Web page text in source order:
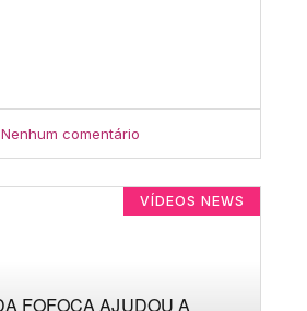
Nenhum comentário
VÍDEOS NEWS